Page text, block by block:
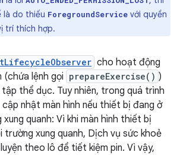
là do thiếu ForegroundService với quyền
trí thích hợp.
cho hoạt động
(chứa lệnh gọi prepareExercise() )
thể dục. Tuy nhiên, trong quá trình
nhật màn hình nếu thiết bị đang ở
quanh: Vì khi màn hình thiết bị
trường xung quanh, Dịch vụ sức khoẻ
theo lô để tiết kiệm pin. Vì vậy,